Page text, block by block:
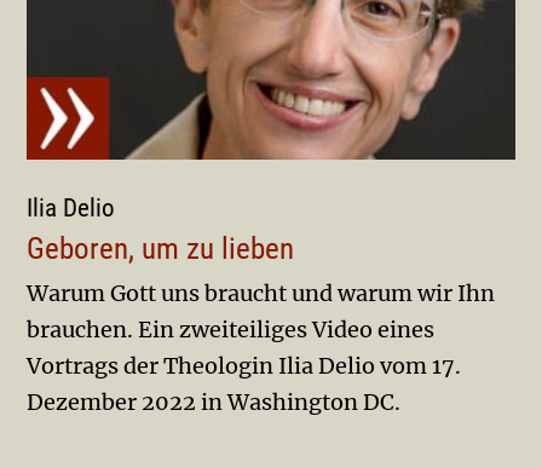
Ilia Delio
Geboren, um zu lieben
Warum Gott uns braucht und warum wir Ihn
brauchen. Ein zweiteiliges Video eines
Vortrags der Theologin Ilia Delio vom 17.
Dezember 2022 in Washington DC.